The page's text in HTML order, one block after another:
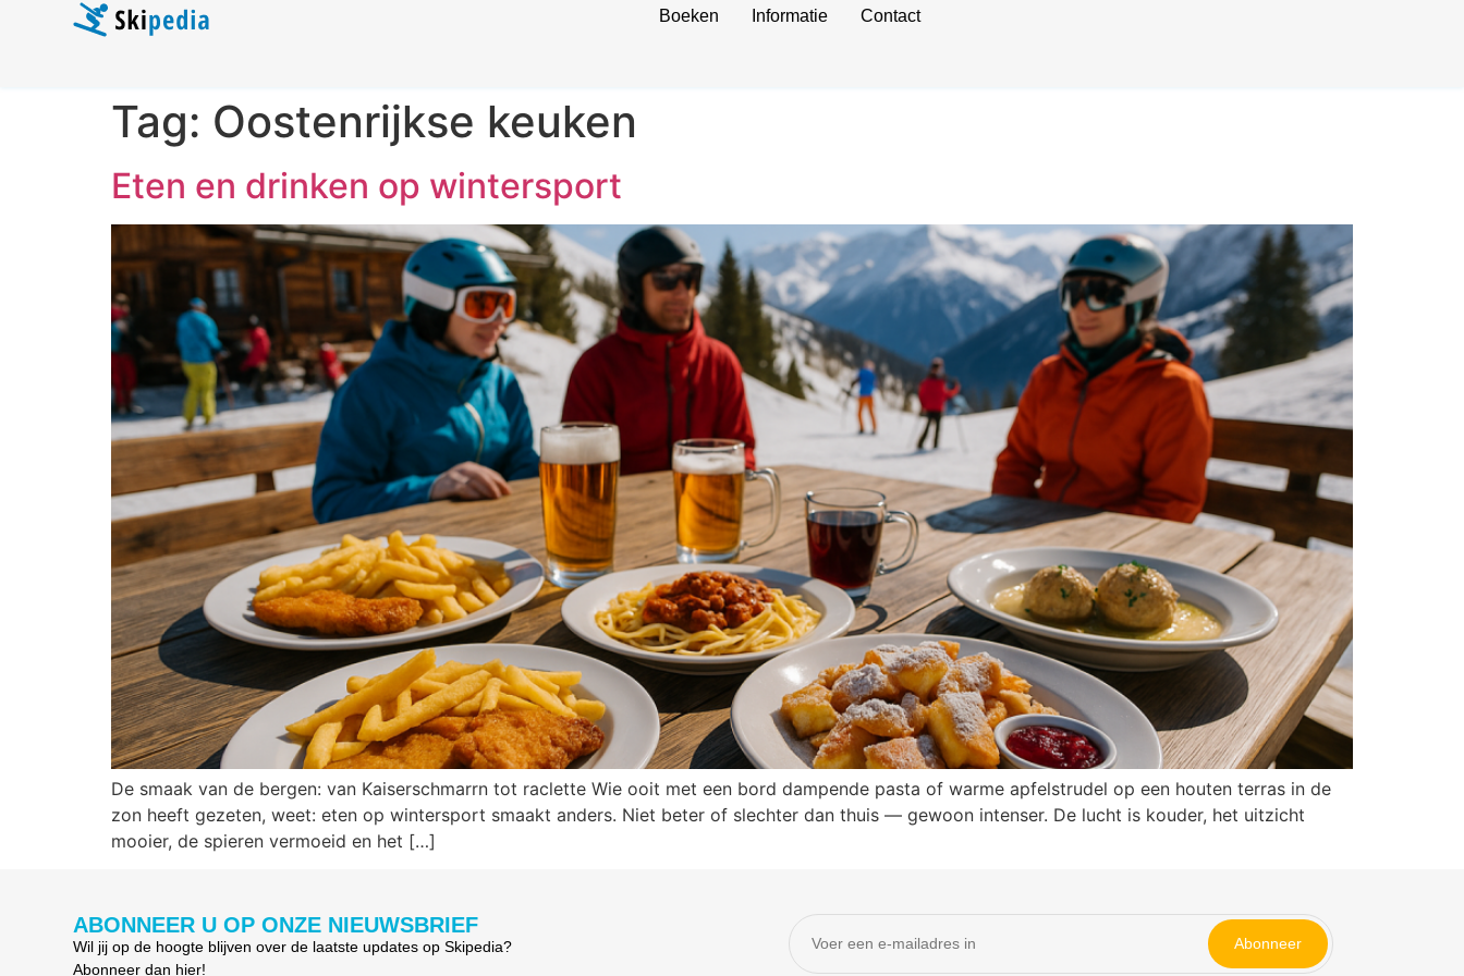
Boeken Informatie Contact
Tag: Oostenrijkse keuken
Eten en drinken op wintersport
De smaak van de bergen: van Kaiserschmarrn tot raclette Wie ooit met een bord dampende pasta of warme apfelstrudel op een houten terras in de
zon heeft gezeten, weet: eten op wintersport smaakt anders. Niet beter of slechter dan thuis — gewoon intenser. De lucht is kouder, het uitzicht
mooier, de spieren vermoeid en het […]
ABONNEER U OP ONZE NIEUWSBRIEF
Wil jij op de hoogte blijven over de laatste updates op Skipedia?
Abonneer dan hier!
Abonneer